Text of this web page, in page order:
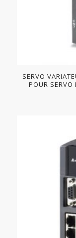
SERVO
POUR SERVO